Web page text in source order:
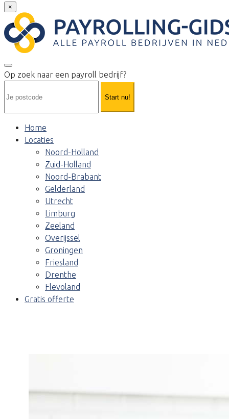
×
Op zoek naar een payroll bedrijf?
Start nu!
Home
Locaties
Noord-Holland
Zuid-Holland
Noord-Brabant
Gelderland
Utrecht
Limburg
Zeeland
Overijssel
Groningen
Friesland
Drenthe
Flevoland
Gratis offerte